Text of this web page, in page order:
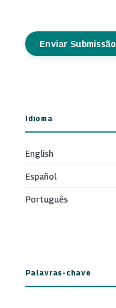
Enviar Submissão
Idioma
English
Español
Português
Palavras-chave